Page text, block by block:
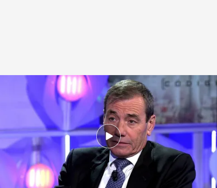
El exdirigente de los socialistas madrileños se refiere a Pedro Sánchez en
'Código 10' como "mentiroso" y "oscuro"
Miguel Salazar
Madrid, 03 DIC 2025 - 00:57h.
"Siempre me ha llamado la atención su falta de
emociones", manifiesta el exlíder de los
socialsitas madrileños